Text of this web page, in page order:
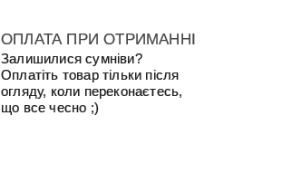
ОПЛАТА ПРИ ОТРИМАННІ
Залишилися сумніви?
Оплатіть товар тільки після
огляду, коли переконаєтесь,
що все чесно ;)